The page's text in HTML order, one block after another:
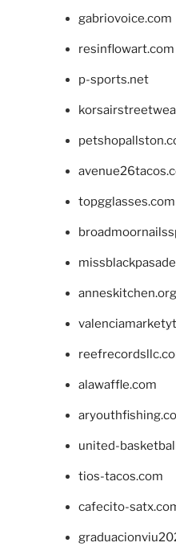
gabriovoice.com
resinflowart.com
p-sports.net
topgglasses.com
anneskitchen.org
alawaffle.com
united-
tios-tacos.com
cafecito-